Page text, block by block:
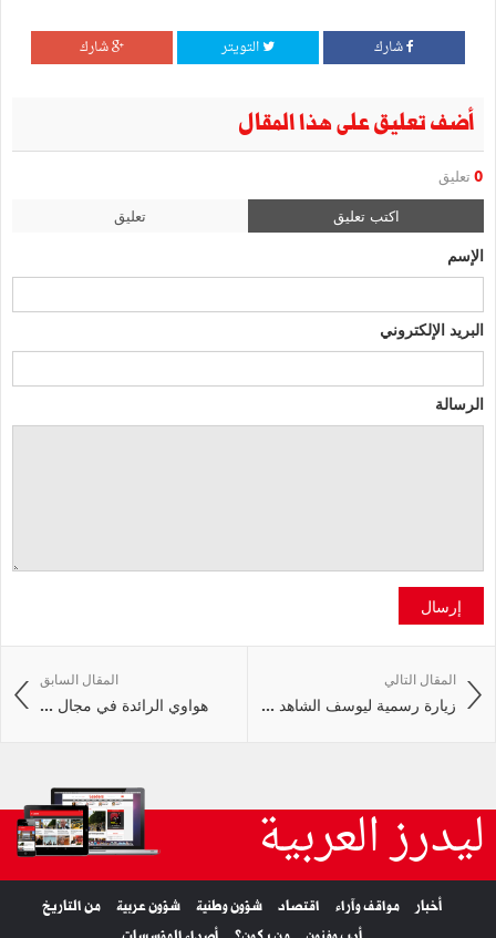
شارك التويتر شارك
أضف تعليق على هذا المقال
0 تعليق
اكتب تعليق تعليق
الإسم
البريد الإلكتروني
الرسالة
إرسال
المقال السابق
هواوي الرائدة في مجال ...
المقال التالي
زيارة رسمية ليوسف الشاهد ...
ليدرز العربية
أخبار مواقف وآراء اقتصاد شؤون وطنية شؤون عربية
من التاريخ